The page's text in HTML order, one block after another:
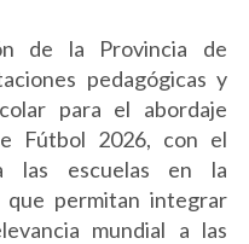
de la Provincia de
pedagógicas y
para el abordaje
Fútbol 2026, con el
las escuelas en la
que permitan integrar
mundial a las